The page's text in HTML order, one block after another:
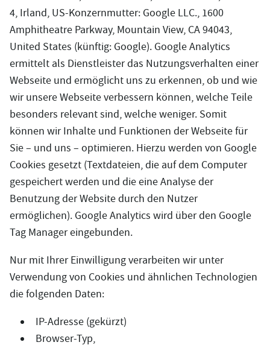
4, Irland, US-Konzernmutter: Google LLC., 1600
Amphitheatre Parkway, Mountain View, CA 94043,
United States (künftig: Google). Google Analytics
ermittelt als Dienstleister das Nutzungsverhalten einer
Webseite und ermöglicht uns zu erkennen, ob und wie
wir unsere Webseite verbessern können, welche Teile
besonders relevant sind, welche weniger. Somit
können wir Inhalte und Funktionen der Webseite für
Sie – und uns – optimieren. Hierzu werden von Google
Cookies gesetzt (Textdateien, die auf dem Computer
gespeichert werden und die eine Analyse der
Benutzung der Website durch den Nutzer
ermöglichen). Google Analytics wird über den Google
Tag Manager eingebunden.
Nur mit Ihrer Einwilligung verarbeiten wir unter
Verwendung von Cookies und ähnlichen Technologien
die folgenden Daten:
IP-Adresse (gekürzt)
Browser-Typ,